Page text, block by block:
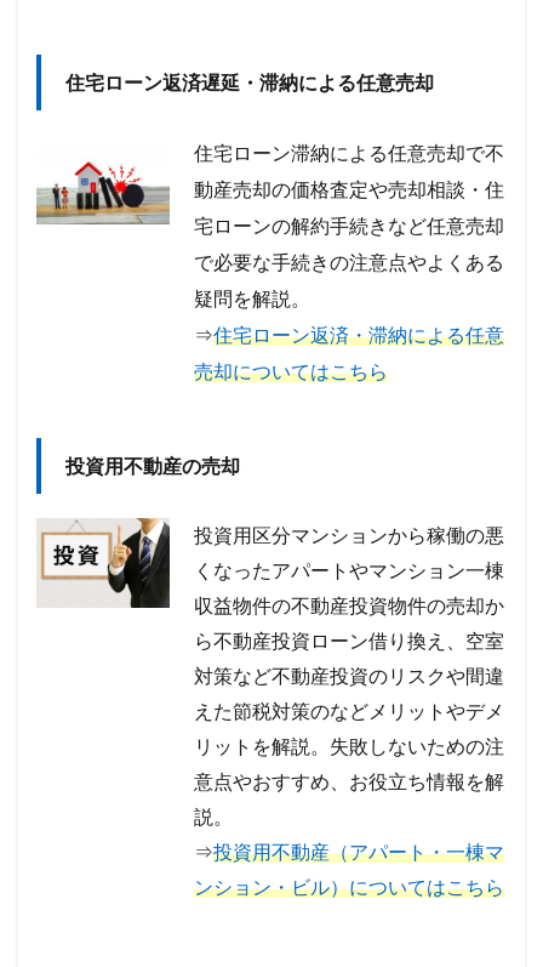
住宅ローン返済遅延・滞納による任意売却
住宅ローン滞納による任意売却で不
動産売却の価格査定や売却相談・住
宅ローンの解約手続きなど任意売却
で必要な手続きの注意点やよくある
疑問を解説。
⇒住宅ローン返済・滞納による任意
売却についてはこちら
投資用不動産の売却
投資用区分マンションから稼働の悪
くなったアパートやマンション一棟
収益物件の不動産投資物件の売却か
ら不動産投資ローン借り換え、空室
対策など不動産投資のリスクや間違
えた節税対策のなどメリットやデメ
リットを解説。失敗しないための注
意点やおすすめ、お役立ち情報を解
説。
⇒投資用不動産（アパート・一棟マ
ンション・ビル）についてはこちら